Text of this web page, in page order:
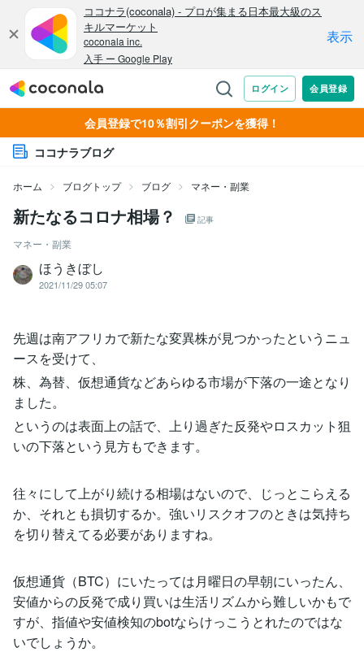
会員登録で10％割引クーポンを獲得！
ココナラブログ
ホーム ブログトップ ブログ マネー・副業
新たなるコロナ相場？ 記事
マネー・副業
ほうきぼし
2021/11/29 05:07
先週は南アフリカで新たな変異株が見つかったというニュ
ースを受けて、
株、為替、仮想通貨などあらゆる市場が下落の一途となり
ました。
というのは表面上の話で、上り過ぎた反発やロスカット狙
いの下落という見方もできます。
往々にして上がり続ける相場はないので、じっとこらえる
か、それとも損切するか。強いリスクオフのときは気持ち
を切り替えてる必要がありますね。
仮想通貨（BTC）にいたっては月曜日の早朝にいったん、
安値からの反発で成り買いは生活リズムから難しいかもで
すが、指値や安値検知のbotならけっこうとれたのではな
いでしょうか。